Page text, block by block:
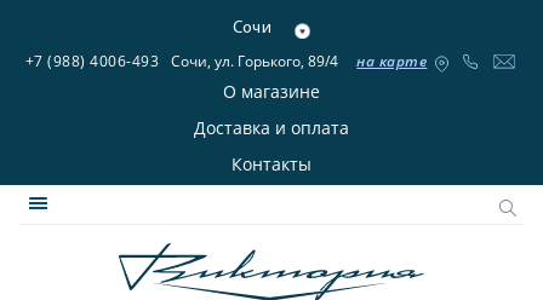
Сочи
+7 (988) 4006-493 Сочи, ул. Горького, 89/4 на карте
О магазине
Доставка и оплата
Контакты